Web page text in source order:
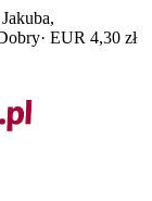
· EUR 4,30 zł